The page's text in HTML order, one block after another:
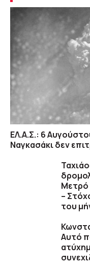
ΕΛ.Α.Σ.: 6
Ναγκασάκι δεν
Μετρό
–
του
Αυτό